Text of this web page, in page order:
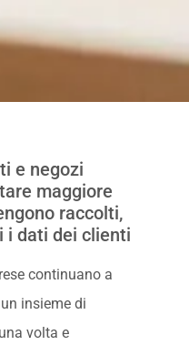
e negozi
maggiore
raccolti,
i dati dei clienti
continuano a
insieme di
volta e